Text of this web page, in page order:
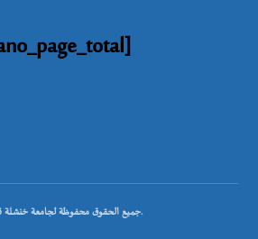
© جميع الحقوق محفوظة لجامعة خنشلة 2026.